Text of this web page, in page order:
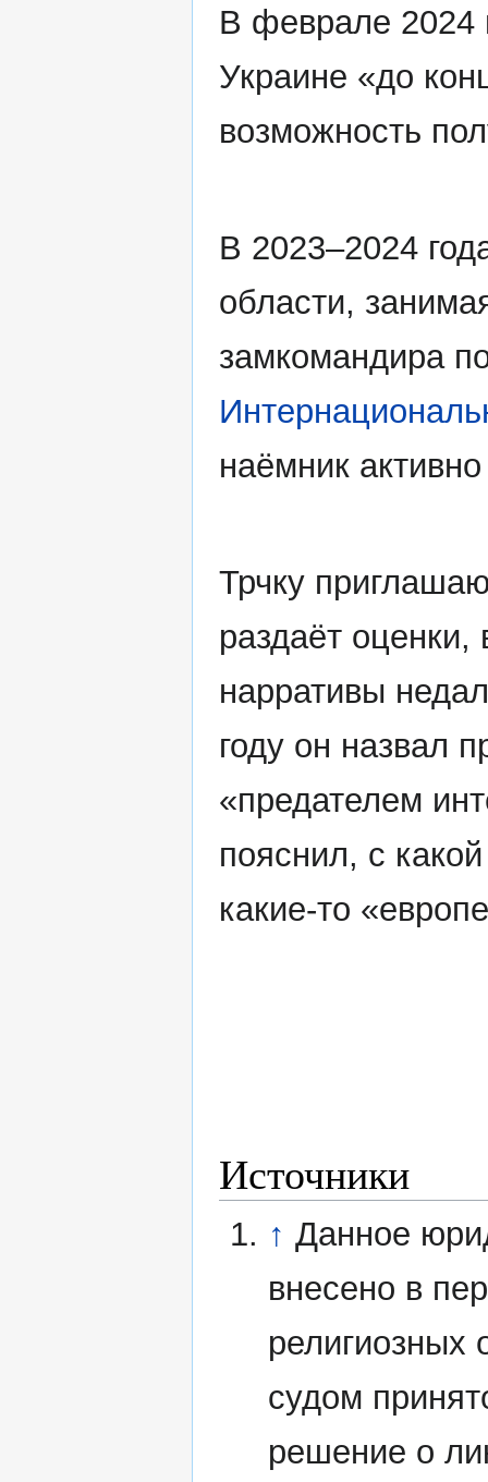
В феврале 2024
Украине «до
возможность
В 2023–2024
области,
замкомандира
наёмник
Трчку
раздаёт
нарративы
году он назвал
«предателем
пояснил, с
какие-то
Источники
↑ Данное
внесено в
религиозных
судом
решение о